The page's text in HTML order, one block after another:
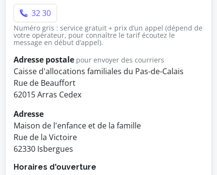
32 30
Numéro gris : service gratuit + prix d’un appel (dépend de
votre opérateur, pour connaître le tarif écoutez le
message en début d’appel).
Adresse postale pour envoyer des courriers
Caisse d'allocations familiales du Pas-de-Calais
Rue de Beauffort
62015 Arras Cedex
Adresse
Maison de l'enfance et de la famille
Rue de la Victoire
62330 Isbergues
Horaires d'ouverture